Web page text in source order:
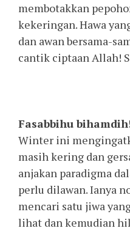
membotakkan
kekeringan. Hawa
dan awan bersama-
cantik ciptaan Allah!
Fasabbihu
Winter ini
masih kering dan
anjakan paradigma
perlu dilawan. Ianya
mencari satu jiwa
lihat dan kemudian